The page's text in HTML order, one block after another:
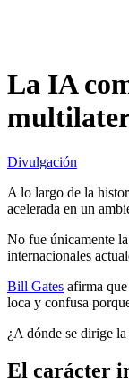
La IA
Divulgación
A lo largo de la
acelerada en un
No fue únicamente
internacionales
Bill Gates afirma
loca y confusa
¿A dónde se dirige
El carácter